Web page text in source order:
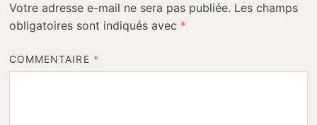
Votre adresse e-mail ne sera pas publiée. Les champs
obligatoires sont indiqués avec *
COMMENTAIRE *